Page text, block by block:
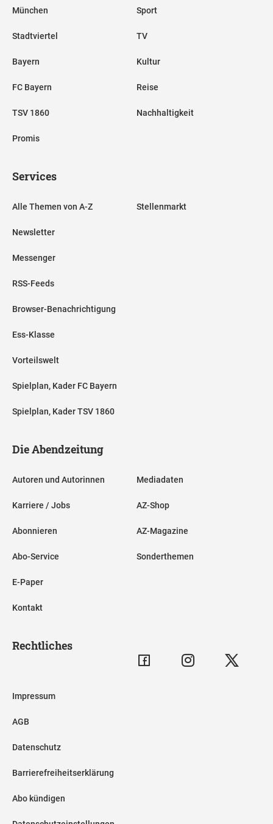
München
Stadtviertel
Bayern
FC Bayern
TSV 1860
Promis
Sport
TV
Kultur
Reise
Nachhaltigkeit
Services
Alle Themen von A-Z
Newsletter
Messenger
RSS-Feeds
Browser-Benachrichtigung
Ess-Klasse
Vorteilswelt
Spielplan, Kader FC Bayern
Spielplan, Kader TSV 1860
Stellenmarkt
Die Abendzeitung
Autoren und Autorinnen
Karriere / Jobs
Abonnieren
Abo-Service
E-Paper
Kontakt
Mediadaten
AZ-Shop
AZ-Magazine
Sonderthemen
Rechtliches
Impressum
AGB
Datenschutz
Barrierefreiheitserklärung
Abo kündigen